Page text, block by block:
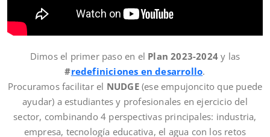
Dimos el primer paso en el Plan 2023-2024 y las
#redefiniciones en desarrollo.
Procuramos facilitar el NUDGE(ese empujoncito que puede
ayudar) a estudiantes y profesionales en ejercicio del
sector, combinando 4 perspectivas principales: industria,
empresa, tecnología educativa, el agua con los retos